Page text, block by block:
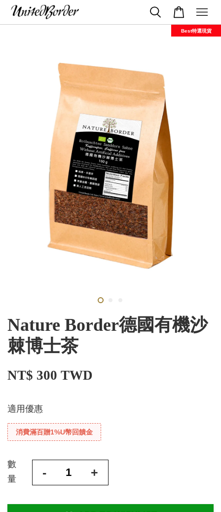
Best特選現貨
Nature Border德國有機沙
棘博士茶
NT$ 300 TWD
適用優惠
消費滿百贈1%U幣回饋金
數
量
- +